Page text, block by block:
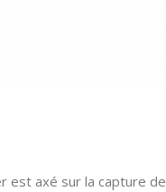
est axé sur la capture de